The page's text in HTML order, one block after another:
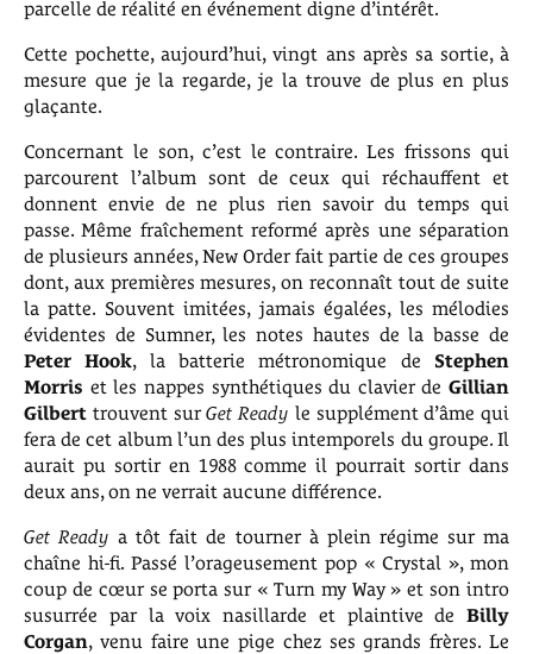
parcelle de réalité en événement digne d’intérêt.
Cette pochette, aujourd’hui, vingt ans après sa sortie, à
mesure que je la regarde, je la trouve de plus en plus
glaçante.
Concernant le son, c’est le contraire. Les frissons qui
parcourent l’album sont de ceux qui réchauffent et
donnent envie de ne plus rien savoir du temps qui
passe. Même fraîchement reformé après une séparation
de plusieurs années, New Order fait partie de ces groupes
dont, aux premières mesures, on reconnaît tout de suite
la patte. Souvent imitées, jamais égalées, les mélodies
évidentes de Sumner, les notes hautes de la basse de
Peter Hook, la batterie métronomique de Stephen
Morris et les nappes synthétiques du clavier de Gillian
Gilbert trouvent surGet Ready le supplément d’âme qui
fera de cet album l’un des plus intemporels du groupe. Il
aurait pu sortir en 1988 comme il pourrait sortir dans
deux ans, on ne verrait aucune différence.
Get Ready a tôt fait de tourner à plein régime sur ma
chaîne hi-fi. Passé l’orageusement pop « Crystal », mon
coup de cœur se porta sur « Turn my Way » et son intro
susurrée par la voix nasillarde et plaintive de Billy
Corgan, venu faire une pige chez ses grands frères. Le